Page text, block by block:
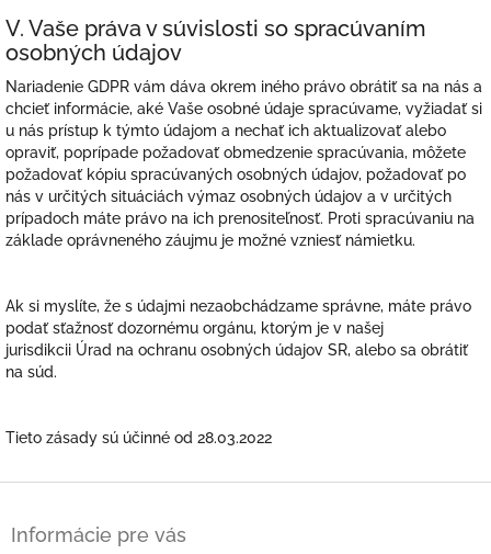
V. Vaše práva v súvislosti so spracúvaním
osobných údajov
Nariadenie GDPR vám dáva okrem iného právo obrátiť sa na nás a
chcieť informácie, aké Vaše osobné údaje spracúvame, vyžiadať si
u nás prístup k týmto údajom a nechať ich aktualizovať alebo
opraviť, poprípade požadovať obmedzenie spracúvania, môžete
požadovať kópiu spracúvaných osobných údajov, požadovať po
nás v určitých situáciách výmaz osobných údajov a v určitých
prípadoch máte právo na ich prenositeľnosť. Proti spracúvaniu na
základe oprávneného záujmu je možné vzniesť námietku.
Ak si myslíte, že s údajmi nezaobchádzame správne, máte právo
podať sťažnosť dozornému orgánu, ktorým je v našej
jurisdikcii Úrad na ochranu osobných údajov SR, alebo sa obrátiť
na súd.
Tieto zásady sú účinné od 28.03.2022
Informácie pre vás